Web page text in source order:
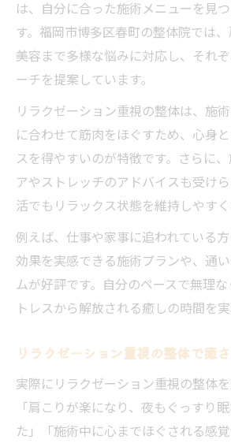
は、自分に合った施術メニューを見
す。福岡市博多区春町の整体院では
美容まで多様な悩みに対応し、それ
ーチを提案しています。
リラクゼーション重視の整体は、施
に合わせて筋肉をほぐすため、心身
スを得やすいのが特徴です。さらに
アやストレッチのアドバイスも受け
活でもリラックス状態を維持しやすく
例えば、仕事や家事に追われている
効果を実感できる施術プランや、通
ムが好評です。自分のペースで無理
トレスから解放される癒しの時間を実
リラクゼーション重視の整体で癒
実際にリラクゼーション重視の整体を
「肩こりが楽になり、夜もぐっすり
た」「施術中に心までほぐされる感